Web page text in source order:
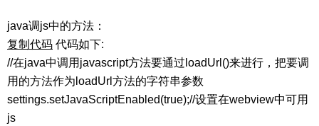
java调js中的方法：
复制代码 代码如下:
//在java中调用javascript方法要通过loadUrl()来进行，把要调
用的方法作为loadUrl方法的字符串参数
settings.setJavaScriptEnabled(true);//设置在webview中可用
js